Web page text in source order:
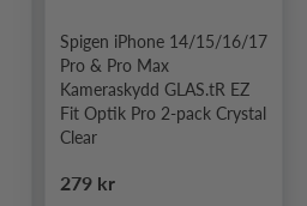
Spigen iPhone 14/15/16/17
Pro & Pro Max
Kameraskydd GLAS.tR EZ
Fit Optik Pro 2-pack Crystal
Clear
Ordinarie pris
279 kr